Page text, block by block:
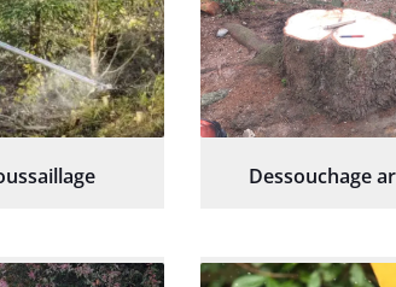
Dessouchage